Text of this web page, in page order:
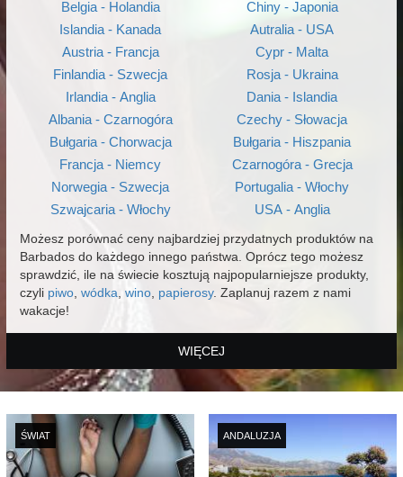
Belgia - Holandia
Islandia - Kanada
Austria - Francja
Finlandia - Szwecja
Irlandia - Anglia
Albania - Czarnogóra
Bułgaria - Chorwacja
Francja - Niemcy
Norwegia - Szwecja
Szwajcaria - Włochy
Chiny - Japonia
Autralia - USA
Cypr - Malta
Rosja - Ukraina
Dania - Islandia
Czechy - Słowacja
Bułgaria - Hiszpania
Czarnogóra - Grecja
Portugalia - Włochy
USA - Anglia
Możesz porównać ceny najbardziej przydatnych produktów na
Barbados do każdego innego państwa. Oprócz tego możesz
sprawdzić, ile na świecie kosztują najpopularniejsze produkty,
czyli piwo wódka wino papierosy. Zaplanuj razem z nami
wakacje!
WIĘCEJ
ŚWIAT ANDALUZJA